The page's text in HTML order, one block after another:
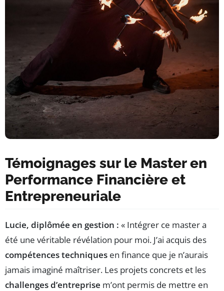
Témoignages sur le Master en
Performance Financière et
Entrepreneuriale
Lucie, diplômée en gestion : « Intégrer ce master a
été une véritable révélation pour moi. J’ai acquis des
compétences techniques en finance que je n’aurais
jamais imaginé maîtriser. Les projets concrets et les
challenges d’entreprise m’ont permis de mettre en